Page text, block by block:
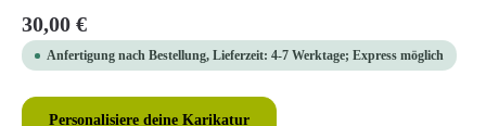
Regulärer Preis:
30,00 €
Anfertigung nach Bestellung, Lieferzeit: 4-7 Werktage; Express möglich
Personalisiere deine Karikatur